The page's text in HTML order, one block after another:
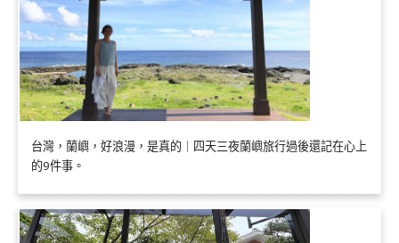
台灣，蘭嶼，好浪漫，是真的｜四天三夜蘭嶼旅行過後還記在心上
的9件事。